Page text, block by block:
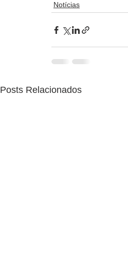
Notícias
Posts Relacionados